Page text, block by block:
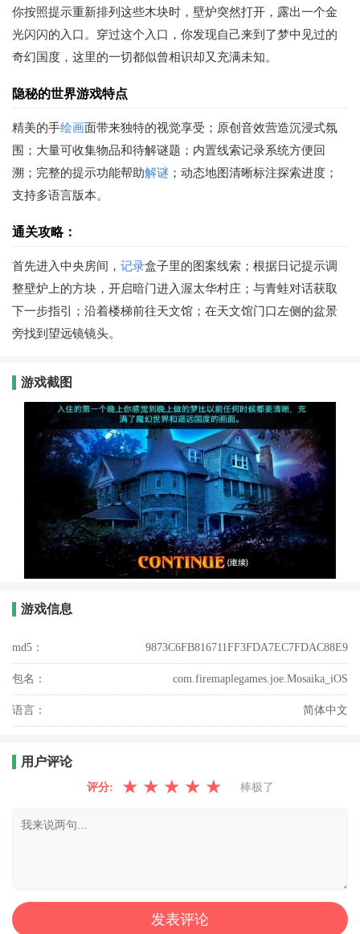
你按照提示重新排列这些木块时，壁炉突然打开，露出一个金
光闪闪的入口。穿过这个入口，你发现自己来到了梦中见过的
奇幻国度，这里的一切都似曾相识却又充满未知。
隐秘的世界游戏特点
精美的手绘画面带来独特的视觉享受；原创音效营造沉浸式氛
围；大量可收集物品和待解谜题；内置线索记录系统方便回
溯；完整的提示功能帮助解谜 ；动态地图清晰标注探索进度；
支持多语言版本。
通关攻略：
首先进入中央房间， 记录盒子里的图案线索；根据日记提示调
整壁炉上的方块，开启暗门进入渥太华村庄；与青蛙对话获取
下一步指引；沿着楼梯前往天文馆；在天文馆门口左侧的盆景
旁找到望远镜镜头。
游戏截图
游戏信息
md5： 9873C6FB816711FF3FDA7EC7FDAC88E9
包名： com.firemaplegames.joe.Mosaika_iOS
语言： 简体中文
用户评论
评分: ★ ★ ★ ★ ★ 棒极了